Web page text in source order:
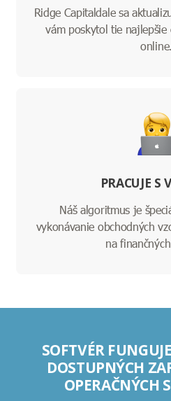
Ridge Capitaldale sa
vám poskytol tie
online.
PRACUJE S
Náš algoritmus je
vykonávanie obchodných
na
SOFTVÉR
DOSTUPNÝCH
OPERAČNÝCH